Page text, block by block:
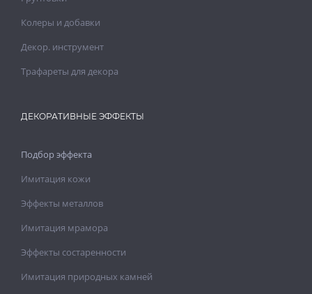
Колеры и добавки
Декор. инструмент
Трафареты для декора
ДЕКОРАТИВНЫЕ ЭФФЕКТЫ
Подбор эффекта
Имитация кожи
Эффекты металлов
Имитация мрамора
Эффекты состаренности
Имитация природных камней